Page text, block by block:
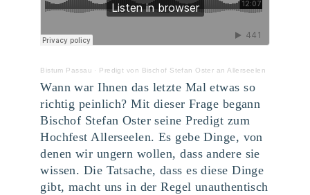
Bistum Passau · Predigt von Bischof Stefan Oster an Allerseelen
Wann war Ihnen das letzte Mal etwas so
richtig peinlich? Mit dieser Frage begann
Bischof Stefan Oster seine Predigt zum
Hochfest Allerseelen. Es gebe Dinge, von
denen wir ungern wollen, dass andere sie
wissen. Die Tatsache, dass es diese Dinge
gibt, macht uns in der Regel unauthentisch